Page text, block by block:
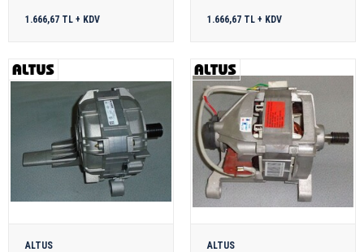
1.666,67 TL + KDV 1.666,67 TL + KDV
ALTUS
ALTUS